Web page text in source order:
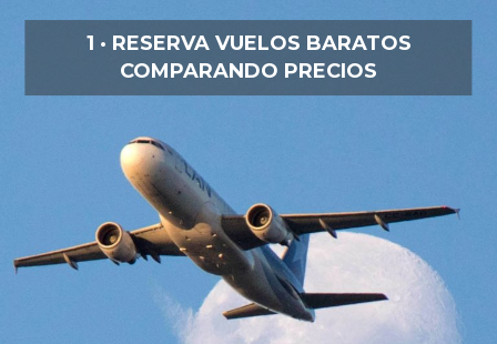
1 · RESERVA VUELOS BARATOS
COMPARANDO PRECIOS